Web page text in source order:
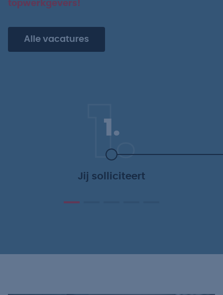
topwerkgevers!
Alle vacatures
1.
1.
Jij solliciteert